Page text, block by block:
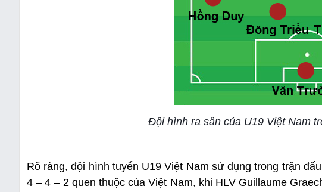
Đội hình ra sân của U19 Việt Nam
Rõ ràng, đội hình tuyển U19 Việt Nam sử dụng trong trận
4 – 4 – 2 quen thuộc của Việt Nam, khi HLV Guillaume